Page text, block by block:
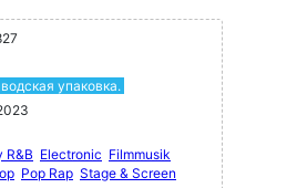
упаковка.
R&B Electronic Filmmusik
Pop Rap Stage & Screen